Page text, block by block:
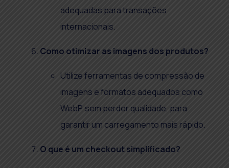
adequadas para transações
internacionais.
Como otimizar as imagens dos produtos?
Utilize ferramentas de compressão de
imagens e formatos adequados como
WebP, sem perder qualidade, para
garantir um carregamento mais rápido.
O que é um checkout simplificado?